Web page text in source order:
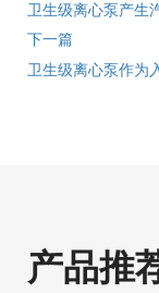
卫生级离心泵产生
下一篇
卫生级离心泵作为
产品推